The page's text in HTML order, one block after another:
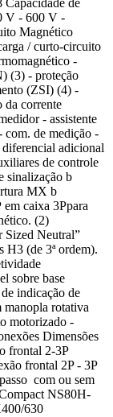
de
V - 600 V -
Magnético
/ curto-circuito
-
(3) - proteção
(ZSI) (4) -
corrente
- assistente
com. de medição -
adicional
de controle
sinalização b
MX b
caixa 3Ppara
(2)
Neutral”
H3 (de 3ª ordem).
sobre base
indicação de
manopla rotativa
motorizado -
Dimensões
frontal 2-3P
frontal 2P - 3P
com ou sem
NS80H-
630